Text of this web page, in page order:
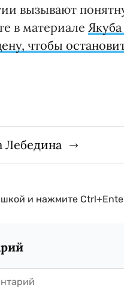
вызывают
в материале
чтобы
Лебедина
и нажмите